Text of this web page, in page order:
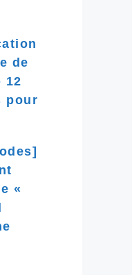
de
12
pour
«